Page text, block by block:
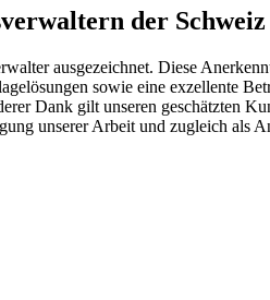
der Schweiz
ausge­zeichnet. Diese
sowie eine exzel­lente
Dank gilt unseren geschätzten
unserer Arbeit und zugleich als